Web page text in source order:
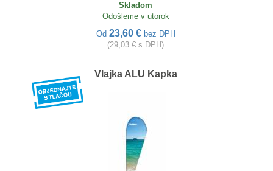
Skladom
Odošleme v utorok
Od 23,60 € bez DPH
(29,03 € s DPH)
Vlajka ALU Kapka